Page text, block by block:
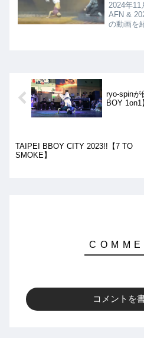
2024年11
AFN &
の動画を
ryo-spin
BOY 1on1
TAIPEI BBOY CITY 2023!!【7 TO
SMOKE】
コメントを